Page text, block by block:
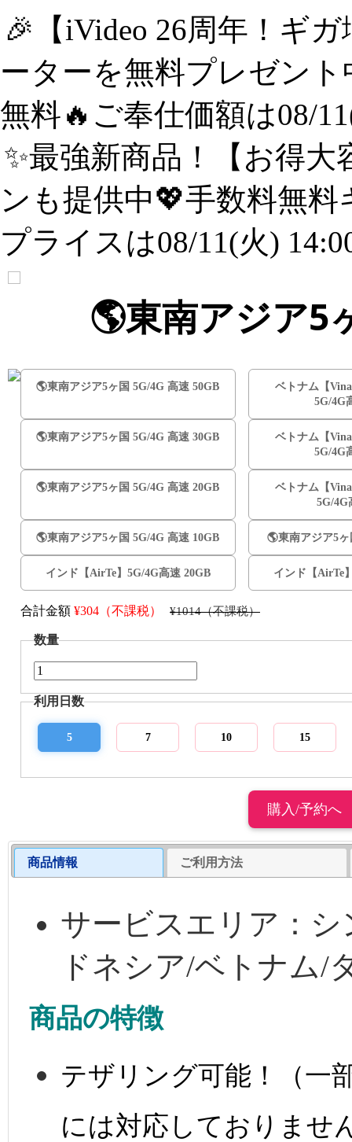
🎉【iVideo 26周年！ギ
ーターを無料プレゼン
無料🔥ご奉仕価額は08/
✨️最強新商品！【お得
ンも提供中💖手数料無
プライスは08/11(火)
🌎️東南アジア5
🌎️東南アジア5ヶ国 5G/4G 高速 50GB
ベトナム【
5G/4G
🌎️東南アジア5ヶ国 5G/4G 高速 30GB
ベトナム【
5G/4G
🌎️東南アジア5ヶ国 5G/4G 高速 20GB
ベトナム【
5G/4G
🌎️東南アジア5ヶ国 5G/4G 高速 10GB 🌎️東南アジア5
インド【AirTe】5G/4G高速 20GB インド【AirTe
合計金額 ¥304（不課税） ¥1014（不課税）
数量
利用日数
5 7 10 15
商品情報 ご利用方法
サービスエリア：
ドネシア/ベトナム/
商品の特徴
テザリング可能！（一
には対応しておりませ